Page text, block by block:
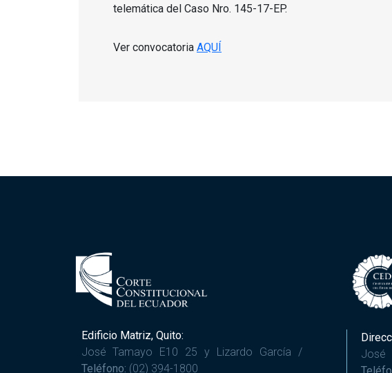
telemática del Caso Nro. 145-17-EP.
Ver convocatoria AQUÍ
Edificio Matriz, Quito:
José Tamayo E10 25 y Lizardo García /
Teléfono: (02) 394-1800
José